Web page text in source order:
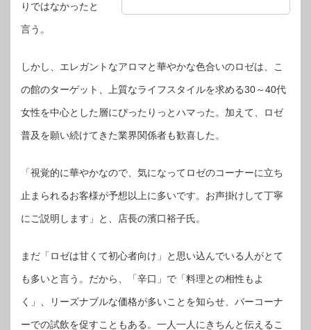
りではなかったと
言う。
しかし、エレガントなアロマと華やかな色合いのロゼは、こ
の館のターゲット、上質なライフスタイルを求める30～40代
女性を中心とした層にぴったりっとハマった。加えて、ロゼ
普及を願い続けてきた業界関係者も歓喜した。
「視覚的に華やかなので、気になってロゼのコーナーに立ち
止まられるお客様が予想以上に多いです。お声掛けして丁寧
にご説明します」と、店長の濱口裕子氏。
まだ「ロゼは甘くて初心者向け」と思い込んでいる人がとて
も多いと言う。だから、「辛口」で「料理との相性もよ
く」、リーズナブルな価格が多いことを知らせ、バーコーナ
ーでの試飲を促すこともある。一人一人にきちんと伝えるこ